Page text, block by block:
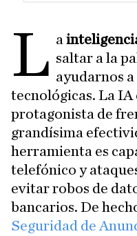
L a
saltar a la
ayudarnos
tecnológicas. La IA
protagonista de
grandísima
herramienta es
telefónico y
evitar robos de
bancarios. De
Seguridad de